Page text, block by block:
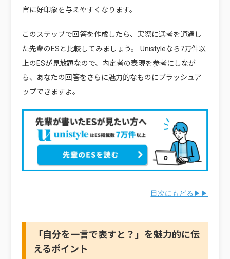
官に好印象を与えやすくなります。
このステップで回答を作成したら、実際に選考を通過し
た先輩のESと比較してみましょう。 Unistyleなら7万件以
上のESが見放題なので、内定者の表現を参考にしなが
ら、あなたの回答をさらに魅力的なものにブラッシュア
ップできますよ。
目次にもどる▶▶
「自分を一言で表すと？」を魅力的に伝
えるポイント